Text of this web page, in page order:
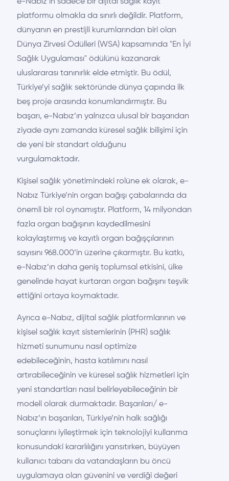
platformu olmakla da sınırlı değildir. Platform,
dünyanın en prestijli kurumlarından biri olan
Dünya Zirvesi Ödülleri (WSA) kapsamında "En İyi
Sağlık Uygulaması" ödülünü kazanarak
uluslararası tanınırlık elde etmiştir. Bu ödül,
Türkiye’yi sağlık sektöründe dünya çapında ilk
beş proje arasında konumlandırmıştır. Bu
başarı, e-Nabız’ın yalnızca ulusal bir başarıdan
ziyade aynı zamanda küresel sağlık bilişimi için
de yeni bir standart olduğunu
vurgulamaktadır.
Kişisel sağlık yönetimindeki rolüne ek olarak, e-
Nabız Türkiye’nin organ bağışı çabalarında da
önemli bir rol oynamıştır. Platform, 14 milyondan
fazla organ bağışının kaydedilmesini
kolaylaştırmış ve kayıtlı organ bağışçılarının
sayısını 968.000’in üzerine çıkarmıştır. Bu katkı,
e-Nabız’ın daha geniş toplumsal etkisini, ülke
genelinde hayat kurtaran organ bağışını teşvik
ettiğini ortaya koymaktadır.
Ayrıca e-Nabız, dijital sağlık platformlarının ve
kişisel sağlık kayıt sistemlerinin (PHR) sağlık
hizmeti sunumunu nasıl optimize
edebileceğinin, hasta katılımını nasıl
artırabileceğinin ve küresel sağlık hizmetleri için
yeni standartları nasıl belirleyebileceğinin bir
modeli olarak durmaktadır. Başarıları/ e-
Nabız’ın başarıları, Türkiye’nin halk sağlığı
sonuçlarını iyileştirmek için teknolojiyi kullanma
konusundaki kararlılığını yansıtırken, büyüyen
kullanıcı tabanı da vatandaşların bu öncü
uygulamaya olan güvenini ve verdiği değeri